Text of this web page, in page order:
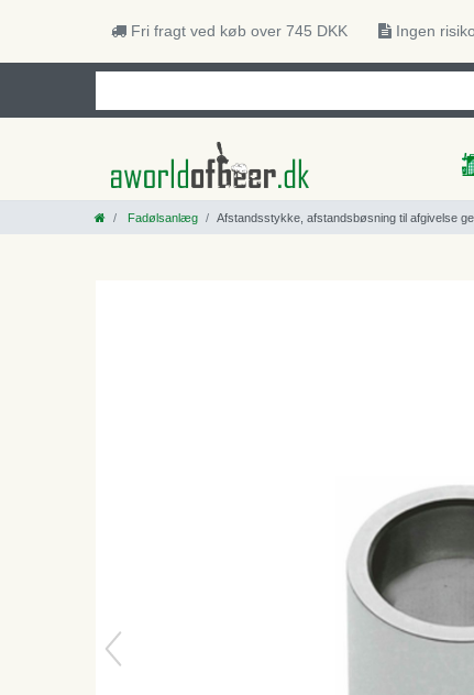
Fri fragt ved køb over 745 DKK Ingen
Fadølsanlæg Afstandsstykke, afstandsbøsning til afgivelse